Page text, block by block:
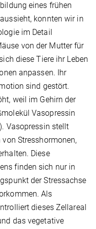
eines frühen
konnten wir in
im Detail
von der Mutter für
diese Tiere ihr Leben
anpassen. Ihr
sind gestört.
weil im Gehirn der
Vasopressin
). Vasopressin stellt
Stresshormonen,
Diese
finden sich nur in
der Stressachse
Als
dieses Zellareal
das vegetative